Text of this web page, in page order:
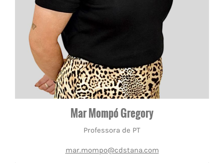
Mar Mompó Gregory
Professora de PT
mar.mompo@cdstana.com